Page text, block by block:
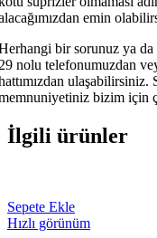
emin
bir sorunuz ya
nolu telefonumuzdan
ulaşabilirsiniz.
bizim için
İlgili ürünler
Sepete Ekle
Hızlı görünüm